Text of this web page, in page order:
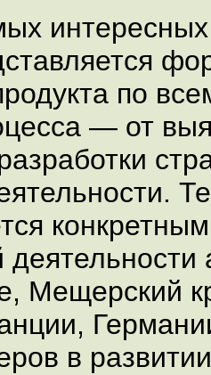
интересных
по
— от
деятельности
Мещерский
в развитии